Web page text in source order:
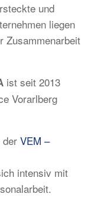
und
liegen
Zusammenarbeit
ist seit 2013
Vorarlberg
VEM –
intensiv mit